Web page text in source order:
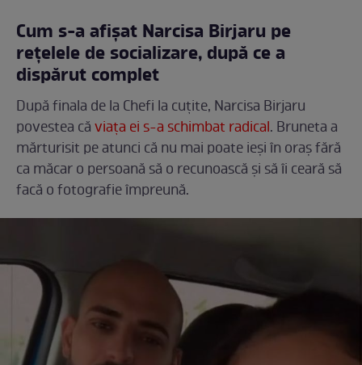
Cum s-a afișat Narcisa Birjaru pe
rețelele de socializare, după ce a
dispărut complet
După finala de la Chefi la cuțite, Narcisa Birjaru
povestea căviața ei s-a schimbat radical. Bruneta a
mărturisit pe atunci că nu mai poate ieși în oraș fără
ca măcar o persoană să o recunoască și să îi ceară să
facă o fotografie împreună.